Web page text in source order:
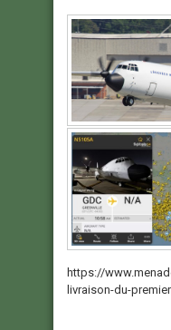
https://
livraison-du-